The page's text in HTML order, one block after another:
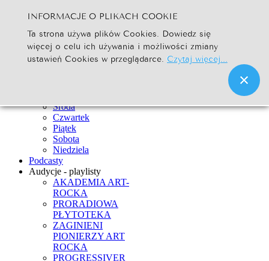
Szukaj... Go
Strona Główna
Newsy
Środa
Czwartek
Piątek
Sobota
Niedziela
Podcasty
Audycje - playlisty
AKADEMIA ART-
ROCKA
PRORADIOWA
PŁYTOTEKA
ZAGINIENI
PIONIERZY ART
ROCKA
PROGRESSIVER
INFORMACJE O PLIKACH COOKIE
Ta strona używa plików Cookies. Dowiedz się
więcej o celu ich używania i możliwości zmiany
ustawień Cookies w przeglądarce. Czytaj więcej...